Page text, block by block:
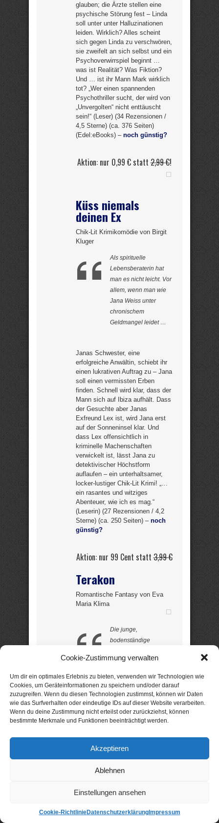
Cookie-Zustimmung verwalten
Um dir ein optimales Erlebnis zu bieten, verwenden wir Technologien wie
Cookies, um Geräteinformationen zu speichern und/oder darauf
zuzugreifen. Wenn du diesen Technologien zustimmst, können wir Daten
wie das Surfverhalten oder eindeutige IDs auf dieser Website verarbeiten.
Wenn du deine Zustimmung nicht erteilst oder zurückziehst, können
bestimmte Merkmale und Funktionen beeinträchtigt werden.
Akzeptieren
Ablehnen
Einstellungen ansehen
Cookie-RichtlinieDatenschutzerklärungImpressum
glauben; die Ärzte stellen eine
psychische Störung fest – Linda
soll unter unter Halluzinationen
leiden. Wirklich? Alles scheint
sich gegen Linda zu verschwören,
sie zweifelt an sich selbst und ein
Psychoverwirrspiel beginnt …
was ist Realität? Was Fiktion?
Und … ist ihr Mann Mark wirklich
tot? „Wer einen spannenden
Psychothriller sucht, der wird von
„Unvergolten“ nicht enttäuscht
sein!“ (Leser) (34 Rezensionen /
4,5 Sterne) (ca. 376 Seiten)
(Edel:eBooks) – noch günstig?
Aktion: nur 0,99 € statt2,99 €!
Küss niemals
deinen Ex
Chik-Lit Krimikomödie von Birgit
Kluger
Als spirituelle
Lebensberaterin hat
man es nicht leicht. Vor
allem, wenn man wie
Jana Weiss unter
chronischem
Geldmangel leidet …
Janas Schwester, eine
erfolgreiche Anwältin, schiebt ihr
einen lukrativen Auftrag zu – Jana
soll einen vermissten Erben
finden. Schnell wird klar, dass der
Mann sich auf Ibiza aufhält. Dass
der Gesuchte aber Janas
Exfreund Lex ist, wird Jana erst
auf der Sonneninsel klar. Und
dass Lex offensichtlich in
kriminelle Machenschaften
verwickelt ist, lässt Jana zu
detektivischer Höchstform
auflaufen – ein unterhaltsamer,
locker-lustiger Chik-Lit Krimi! „…
ein rasantes und witziges
Abenteuer, wie ich es mag.“
(Leserin) (27 Rezensionen / 4,2
Sterne) (ca. 250 Seiten) – noch
günstig?
Aktion: nur 99 Cent statt3,99 €
Terakon
Romantische Fantasy von Eva
Maria Klima
Die junge,
bodenständige
in einem Nachtklub
einen geheimnisvollen,
gut aussehenden
jungen Mann kennen
…
und irgendetwas an ihm mehr ist
als nur seltsam. Melanie
fernzuhalten, doch die Liebe ist
mysteriöse Welt der Vampire und
Melanie fremd ist – bis sie